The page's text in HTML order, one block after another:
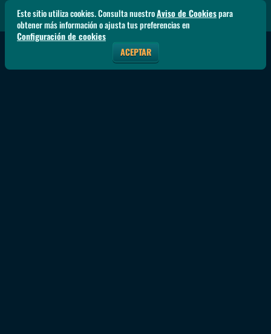
Este sitio utiliza cookies. Consulta nuestroAviso de Cookiespara
obtener más información o ajusta tus preferencias en
Configuración de cookies
ACEPTAR